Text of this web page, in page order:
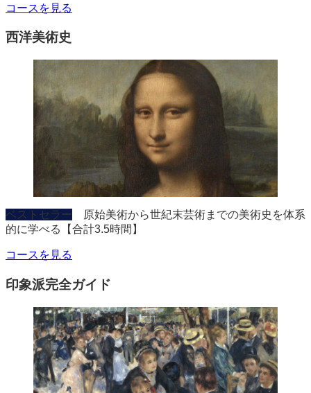
コースを見る
西洋美術史
ベストセラー
原始美術から世紀末芸術までの美術史を体系
的に学べる【合計3.5時間】
コースを見る
印象派完全ガイド